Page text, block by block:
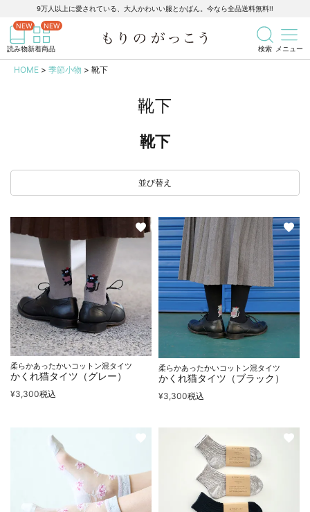
9万人以上に愛されている、大人かわいい服とかばん。今なら全品送料無料!!
読み物新着商品 検索 メニュー
商品を検索 記事を検索
HOME 季節小物 靴下
靴下
靴下
並び替え
柔らかあったかいコットン混タイツ
かくれ猫タイツ（グレー）
¥3,300税込
柔らかあったかいコットン混タイツ
かくれ猫タイツ（ブラック）
¥3,300税込